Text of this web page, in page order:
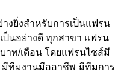
งยิ่งสำหรับการเป็นแฟรน
ป็นอย่างดี ทุกสาขา แฟรน
าท/เดือน โดยแฟรนไชส์มี
ทีมงานมืออาชีพ มีทีมการ